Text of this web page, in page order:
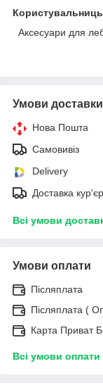
Аксесуари для
Умови доставки
Нова Пошта
Самовивіз
Delivery
Доставка
Всі умови
Умови оплати
Післяплата
Післяплата (
Карта Приват
Всі умови оплати